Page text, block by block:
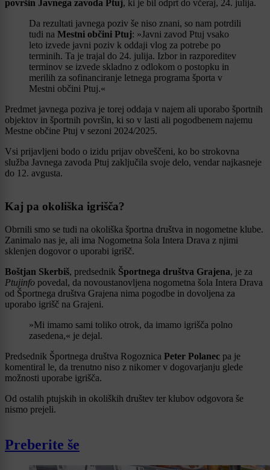
površin Javnega zavoda Ptuj, ki je bil odprt do včeraj, 24. julija.
Da rezultati javnega poziv še niso znani, so nam potrdili
tudi na Mestni občini Ptuj: »Javni zavod Ptuj vsako
leto izvede javni poziv k oddaji vlog za potrebe po
terminih. Ta je trajal do 24. julija. Izbor in razporeditev
terminov se izvede skladno z odlokom o postopku in
merilih za sofinanciranje letnega programa športa v
Mestni občini Ptuj.«
Predmet javnega poziva je torej oddaja v najem ali uporabo športnih
objektov in športnih površin, ki so v lasti ali pogodbenem najemu
Mestne občine Ptuj v sezoni 2024/2025.
Vsi prijavljeni bodo o izidu prijav obveščeni, ko bo strokovna
služba Javnega zavoda Ptuj zaključila svoje delo, vendar najkasneje
do 12. avgusta.
Kaj pa okoliška igrišča?
Obrnili smo se tudi na okoliška športna društva in nogometne klube.
Zanimalo nas je, ali ima Nogometna šola Intera Drava z njimi
sklenjen dogovor o uporabi igrišč.
Boštjan Skerbiš, predsednik Športnega društva Grajena, je za
Ptujinfo povedal, da novoustanovljena nogometna šola Intera Drava
od Športnega društva Grajena nima pogodbe in dovoljena za
uporabo igrišč na Grajeni.
»Mi imamo sami toliko otrok, da imamo igrišča polno
zasedena,« je dejal.
Predsednik Športnega društva Rogoznica Peter Polanec pa je
komentiral le, da trenutno niso z nikomer v dogovarjanju glede
možnosti uporabe igrišča.
Od ostalih ptujskih in okoliških društev ter klubov odgovora še
nismo prejeli.
Preberite še